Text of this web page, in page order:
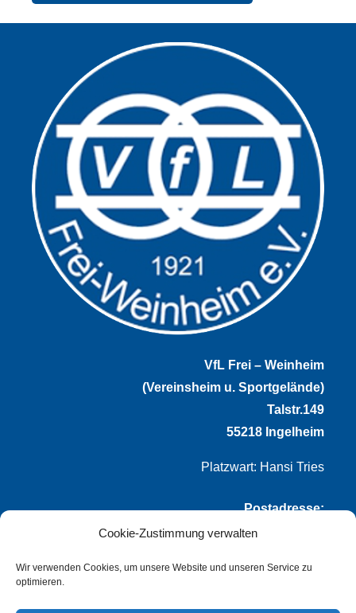
Cookie-Zustimmung verwalten
Wir verwenden Cookies, um unsere Website und unseren Service zu
optimieren.
VfL Frei – Weinheim
(Vereinsheim u. Sportgelände)
Talstr.149
55218 Ingelheim
Platzwart: Hansi Tries
Postadresse:
VfL Frei-Weinheim 1921 e.V.
Thomas Winternheimer